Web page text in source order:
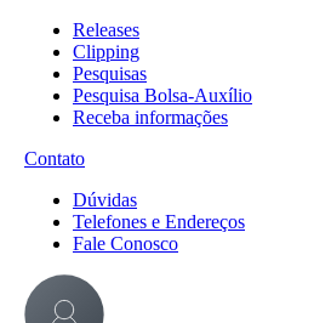
Releases
Clipping
Pesquisas
Pesquisa Bolsa-Auxílio
Receba informações
Contato
Dúvidas
Telefones e Endereços
Fale Conosco